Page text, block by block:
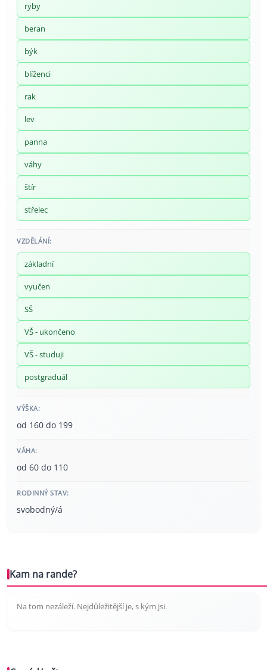
ryby
beran
býk
blíženci
rak
lev
panna
váhy
štír
střelec
VZDĚLÁNÍ:
základní
vyučen
SŠ
VŠ - ukončeno
VŠ - studuji
postgraduál
VÝŠKA:
od 160 do 199
VÁHA:
od 60 do 110
RODINNÝ STAV:
svobodný/á
Kam na rande?
Na tom nezáleží. Nejdůležitější je, s kým jsi.